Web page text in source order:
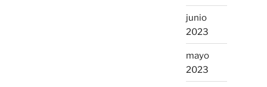
junio
2023
mayo
2023